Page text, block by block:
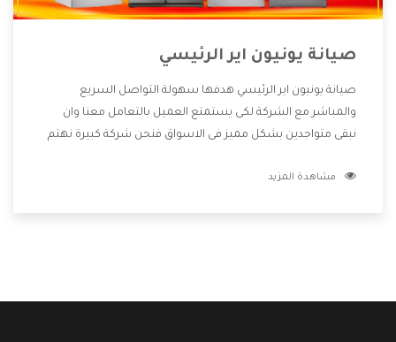
صيانة يونيون اير الرئيسي
صيانة يونيون اير الرئيسي هدفها سهولة التواصل السريع
والمباشر مع الشركة لكى يستمتع العميل بالتعامل معنا وان
نبقى متواجدين بشكل مميز فى الاسواق فنحن شركة كبيرة نهتم
الشركة بها والتى تكون منها خدمة الصيانة التى تكون من أهم
مشاهدة المزيد